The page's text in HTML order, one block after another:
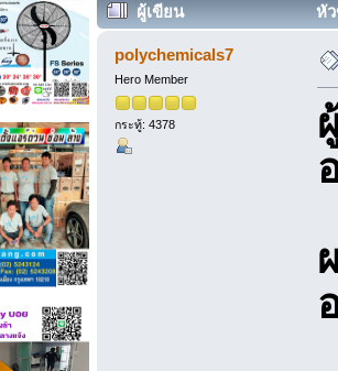
ผู้เขียน หั
polychemicals7
Hero Member
กระทู้: 4378